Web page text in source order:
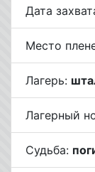
Дата
Место
Лагерь:
Лагерный
Судьба: